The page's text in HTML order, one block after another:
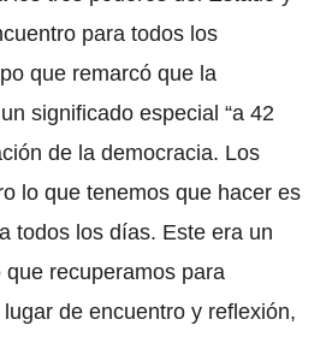
para todos los
que remarcó que la
significado especial “a 42
de la democracia. Los
lo que tenemos que hacer es
todos los días. Este era un
recuperamos para
de encuentro y reflexión,